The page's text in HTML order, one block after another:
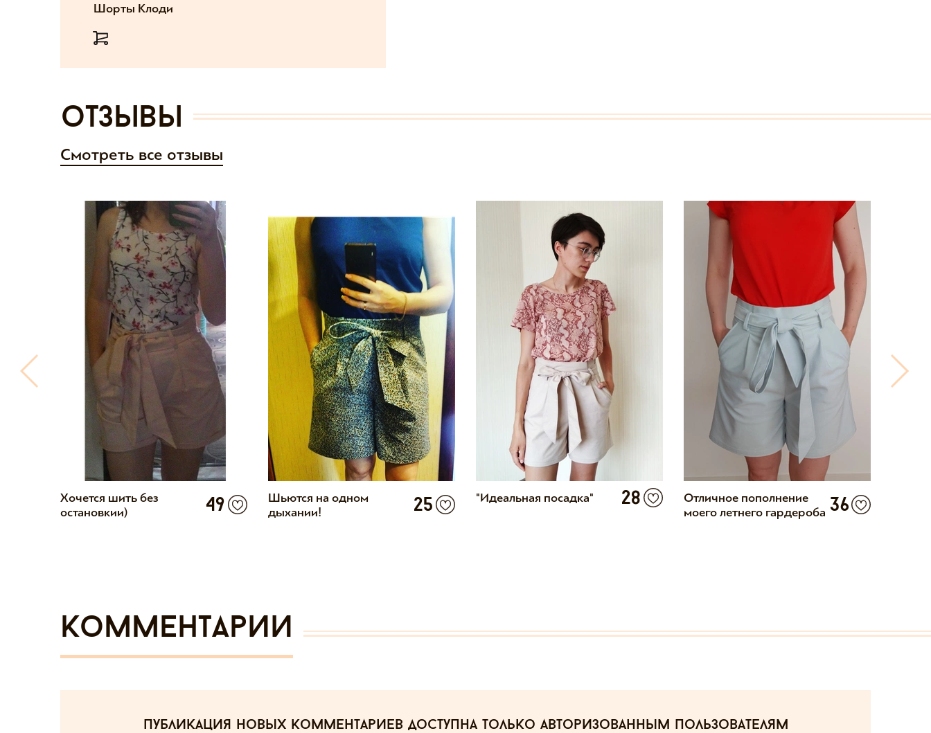
Шорты Клоди
отзывы
Смотреть все отзывы
Хочется шить без
остановкии)
49
Шьются на одном
дыхании!
25 "Идеальная посадка" 28
Отличное пополнение
моего летнего гардероба 36
Комментарии
публикация новых комментариев доступна только авторизованным пользователям